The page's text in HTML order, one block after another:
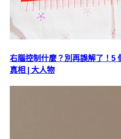
右腦控制什麼？別再誤解了！5
真相 | 大人物